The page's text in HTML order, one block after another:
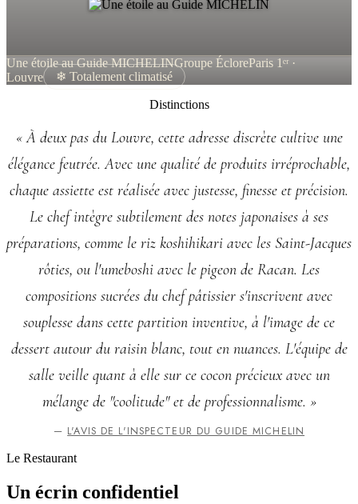
Une étoile au Guide MICHELINGroupe ÉcloreParis 1ᵉʳ ·
Louvre
❄ Totalement climatisé
Distinctions
« À deux pas du Louvre, cette adresse discrète cultive une
élégance feutrée. Avec une qualité de produits irréprochable,
chaque assiette est réalisée avec justesse, finesse et précision.
Le chef intègre subtilement des notes japonaises à ses
préparations, comme le riz koshihikari avec les Saint-Jacques
rôties, ou l'umeboshi avec le pigeon de Racan. Les
compositions sucrées du chef pâtissier s'inscrivent avec
souplesse dans cette partition inventive, à l'image de ce
dessert autour du raisin blanc, tout en nuances. L'équipe de
salle veille quant à elle sur ce cocon précieux avec un
mélange de "coolitude" et de professionnalisme. »
— L'AVIS DE L'INSPECTEUR DU GUIDE MICHELIN
Le Restaurant
Un écrin confidentiel